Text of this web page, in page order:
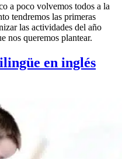
a poco volvemos todos a la
tendremos las primeras
las actividades del año
nos queremos plantear.
en inglés